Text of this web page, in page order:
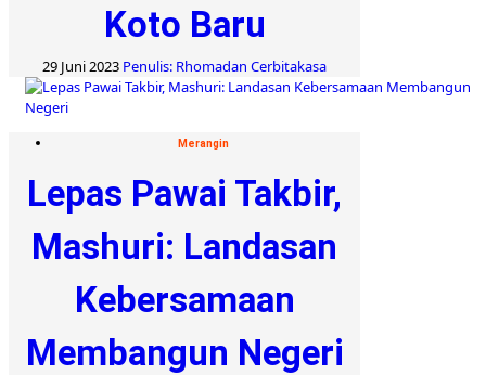
Koto Baru
29 Juni 2023 Penulis: Rhomadan Cerbitakasa
Merangin
Lepas Pawai Takbir,
Mashuri: Landasan
Kebersamaan
Membangun Negeri